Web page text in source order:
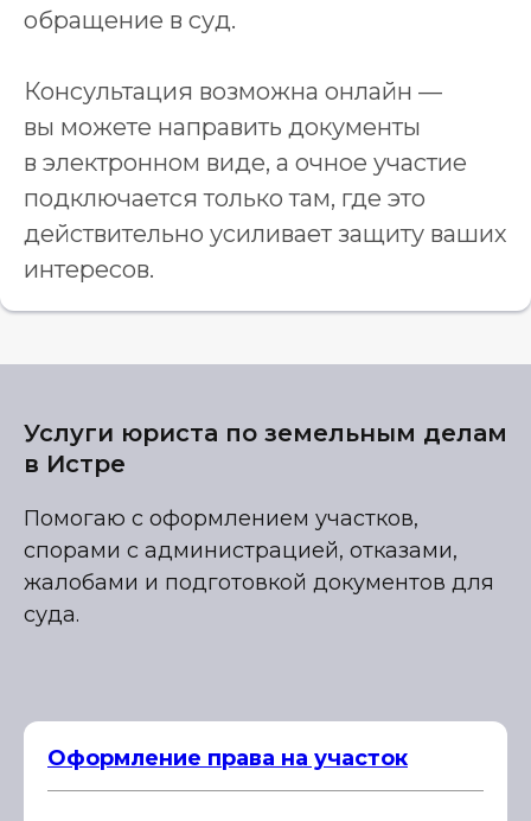
обращение в суд.
Консультация возможна онлайн —
вы можете направить документы
в электронном виде, а очное участие
подключается только там, где это
действительно усиливает защиту ваших
интересов.
Услуги юриста по земельным делам
в Истре
Помогаю с оформлением участков,
спорами с администрацией, отказами,
жалобами и подготовкой документов для
суда.
Оформление права на участок